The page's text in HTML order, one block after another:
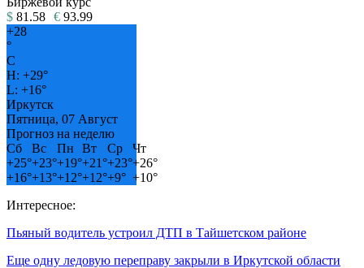
$ 81.58 € 93.99
+28
°
C
H: +29°
L: +16°
Иркутск
Пятница, 07 Август
Прогноз на неделю
Сб
Вс Пн Вт Ср
Чт
+25°+23°+19°+21°+23°+26°
+16°+13°+12°+12°+9° +10°
Интересное:
Пьяный водитель устроил ДТП в Тайшетском районе
Еще одну ледовую переправу закрыли в Иркутской области